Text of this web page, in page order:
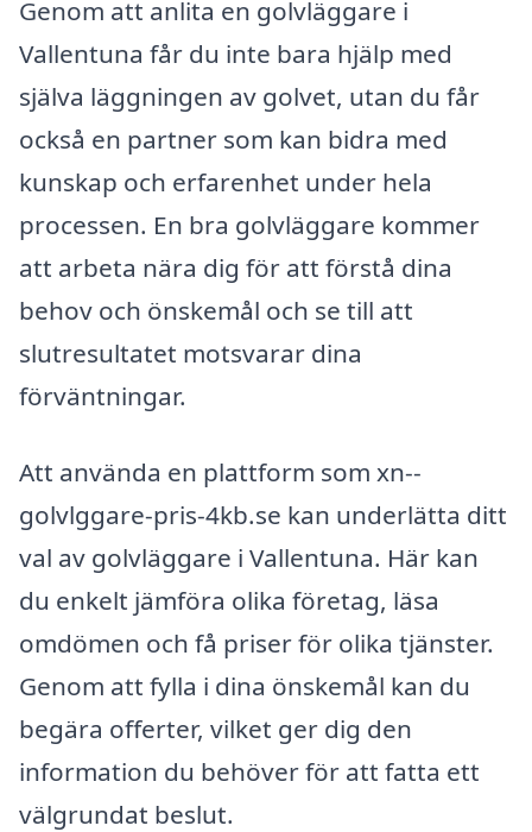
Genom att anlita en golvläggare i
Vallentuna får du inte bara hjälp med
själva läggningen av golvet, utan du får
också en partner som kan bidra med
kunskap och erfarenhet under hela
processen. En bra golvläggare kommer
att arbeta nära dig för att förstå dina
behov och önskemål och se till att
slutresultatet motsvarar dina
förväntningar.
Att använda en plattform som xn--
golvlggare-pris-4kb.se kan underlätta ditt
val av golvläggare i Vallentuna. Här kan
du enkelt jämföra olika företag, läsa
omdömen och få priser för olika tjänster.
Genom att fylla i dina önskemål kan du
begära offerter, vilket ger dig den
information du behöver för att fatta ett
välgrundat beslut.